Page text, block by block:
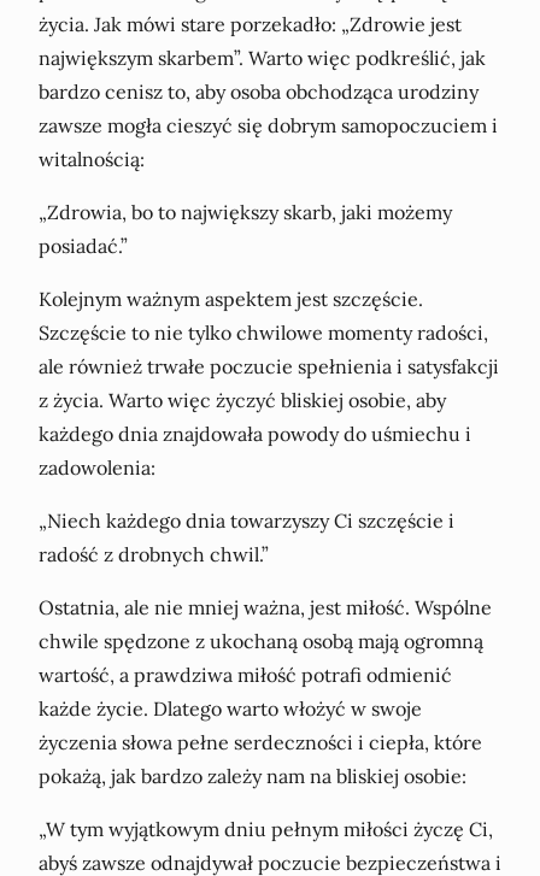
życia. Jak mówi stare porzekadło: „Zdrowie jest
największym skarbem”. Warto więc podkreślić, jak
bardzo cenisz to, aby osoba obchodząca urodziny
zawsze mogła cieszyć się dobrym samopoczuciem i
witalnością:
„Zdrowia, bo to największy skarb, jaki możemy
posiadać.”
Kolejnym ważnym aspektem jest szczęście.
Szczęście to nie tylko chwilowe momenty radości,
ale również trwałe poczucie spełnienia i satysfakcji
z życia. Warto więc życzyć bliskiej osobie, aby
każdego dnia znajdowała powody do uśmiechu i
zadowolenia:
„Niech każdego dnia towarzyszy Ci szczęście i
radość z drobnych chwil.”
Ostatnia, ale nie mniej ważna, jest miłość. Wspólne
chwile spędzone z ukochaną osobą mają ogromną
wartość, a prawdziwa miłość potrafi odmienić
każde życie. Dlatego warto włożyć w swoje
życzenia słowa pełne serdeczności i ciepła, które
pokażą, jak bardzo zależy nam na bliskiej osobie:
„W tym wyjątkowym dniu pełnym miłości życzę Ci,
abyś zawsze odnajdywał poczucie bezpieczeństwa i